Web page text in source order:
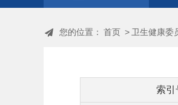
您的位置： 首页 > 卫生健康委
索引